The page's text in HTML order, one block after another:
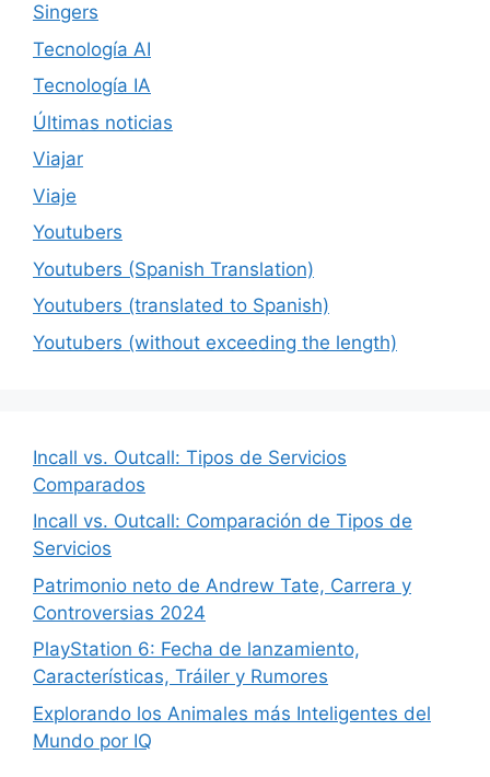
Singers
Tecnología AI
Tecnología IA
Últimas noticias
Viajar
Viaje
Youtubers
Youtubers (Spanish Translation)
Youtubers (translated to Spanish)
Youtubers (without exceeding the length)
Incall vs. Outcall: Tipos de Servicios
Comparados
Incall vs. Outcall: Comparación de Tipos de
Servicios
Patrimonio neto de Andrew Tate, Carrera y
Controversias 2024
PlayStation 6: Fecha de lanzamiento,
Características, Tráiler y Rumores
Explorando los Animales más Inteligentes del
Mundo por IQ